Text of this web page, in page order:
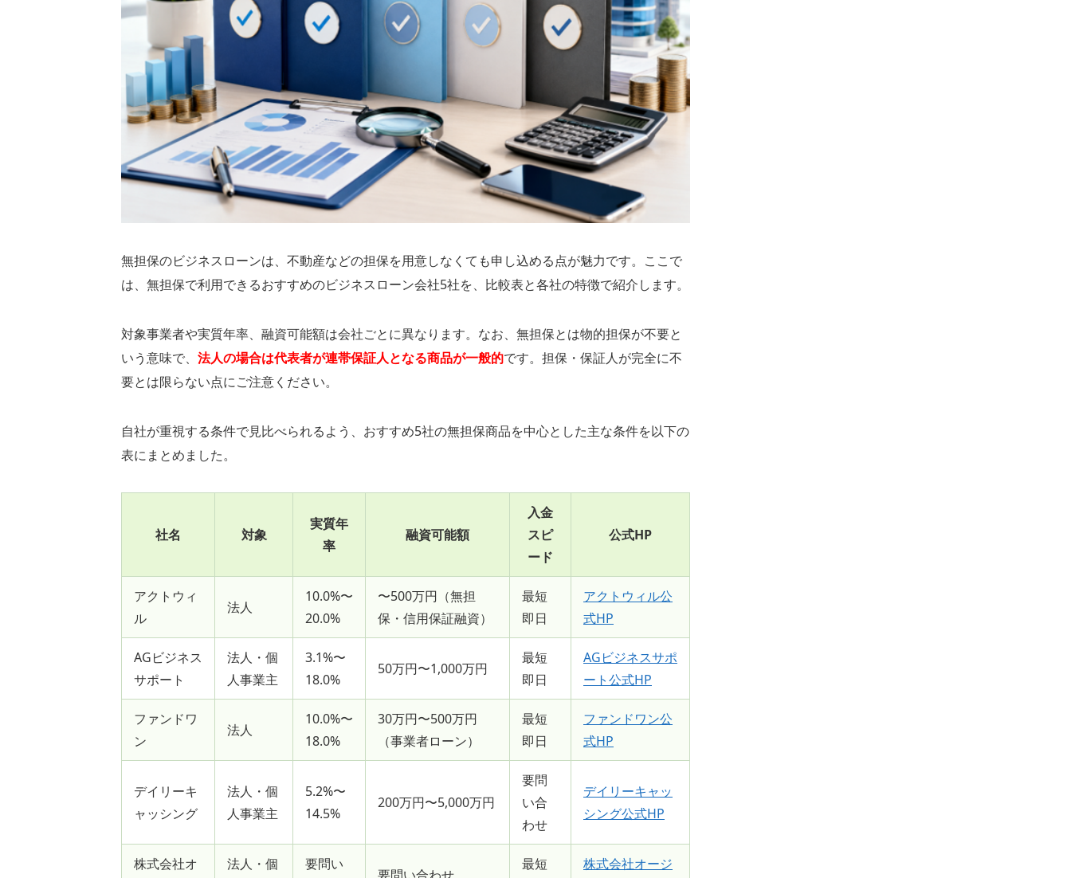
無担保のビジネスローンは、不動産などの担保を用意しなくても申し込める点が魅力です。ここで
は、無担保で利用できるおすすめのビジネスローン会社5社を、比較表と各社の特徴で紹介します。
対象事業者や実質年率、融資可能額は会社ごとに異なります。なお、無担保とは物的担保が不要と
いう意味で、 法人の場合は代表者が連帯保証人となる商品が一般的です。担保・保証人が完全に不
要とは限らない点にご注意ください。
自社が重視する条件で見比べられるよう、おすすめ5社の無担保商品を中心とした主な条件を以下の
表にまとめました。
社名 対象
実質年
率
融資可能額
入金
スピ
ード
公式HP
アクトウィ
ル
法人
10.0%〜
20.0%
〜500万円（無担
保・信用保証融資）
最短
即日
アクトウィル公
式HP
AGビジネス
サポート
法人・個
人事業主
3.1%〜
18.0%
50万円〜1,000万円
最短
即日
AGビジネスサポ
ート公式HP
ファンドワ
ン
法人
10.0%〜
18.0%
30万円〜500万円
（事業者ローン）
最短
即日
ファンドワン公
式HP
デイリーキ
ャッシング
法人・個
人事業主
5.2%〜
14.5%
200万円〜5,000万円
要問
い合
わせ
デイリーキャッ
シング公式HP
株式会社オ
法人・個
要問い
最短
株式会社オージ